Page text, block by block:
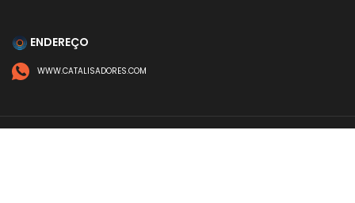
ENDEREÇO
WWW.CATALISADORES.COM